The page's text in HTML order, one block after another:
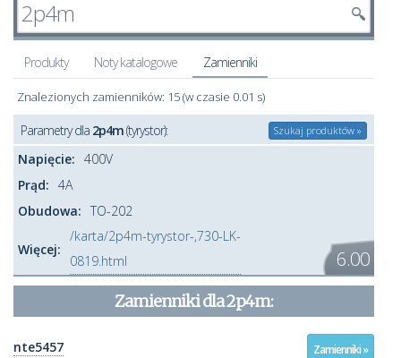
Produkty Noty katalogowe Zamienniki
Znalezionych zamienników: 15 (w czasie 0.01 s)
Szukaj produktów »
Parametry dla 2p4m(tyrystor):
6.00
Napięcie: 400V
Prąd: 4A
Obudowa: TO-202
Więcej:
/karta/2p4m-tyrystor-,730-LK-
0819.html
Zamienniki dla2p4m:
Zamienniki »
nte5457